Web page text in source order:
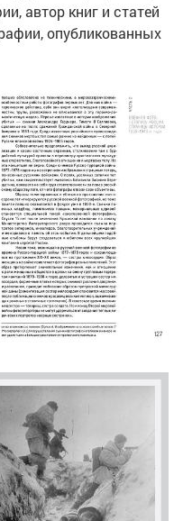
автор книг и статей
опубликованных